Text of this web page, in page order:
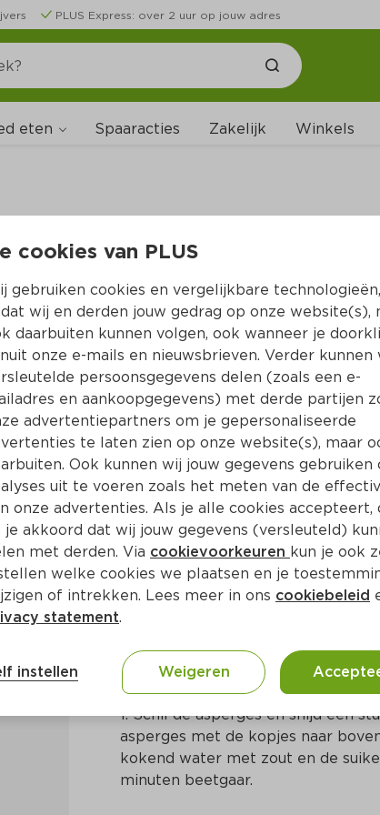
PLUS Express: over 2 uur op jouw adres
eten Spaaracties Zakelijk Winkels
ham en ei
30 Min Europees
Bereidingswijze
1. Schil de asperges en snijd een
asperges met de kopjes naar
kokend water met zout en de
minuten beetgaar.
cookies van PLUS
gebruiken cookies en vergelijkbare technologieën,
wij en derden jouw gedrag op onze website(s),
daarbuiten kunnen volgen, ook wanneer je
onze e-mails en nieuwsbrieven. Verder kunnen
persoonsgegevens delen (zoals een e-
en aankoopgegevens) met derde partijen
advertentiepartners om je gepersonaliseerde
te laten zien op onze website(s), maar
Ook kunnen wij jouw gegevens gebruiken
uit te voeren zoals het meten van de
onze advertenties. Als je alle cookies accepteert,
je akkoord dat wij jouw gegevens (versleuteld)
met derden. Via cookievoorkeuren kun je ook
welke cookies we plaatsen en je
of intrekken. Lees meer in ons cookiebeleid
statement.
instellen Weigeren